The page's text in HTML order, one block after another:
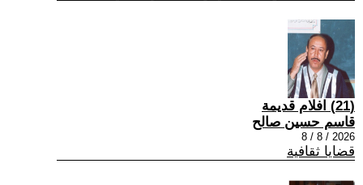
(21) افلام قديمة
قاسم حسين صالح
2026 / 8 / 8
قضايا ثقافية